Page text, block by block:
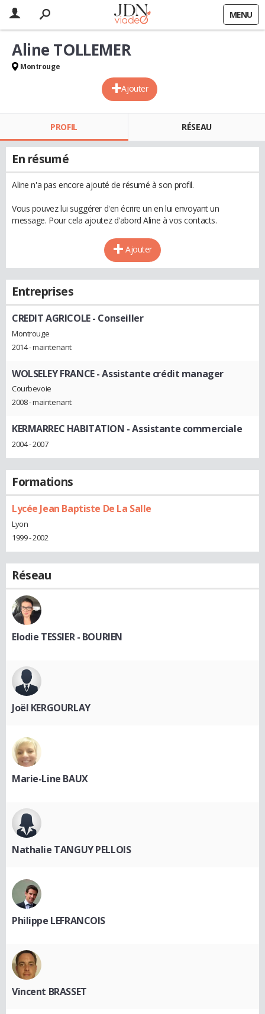
MENU
Ajouter
Aline TOLLEMER
Montrouge
PROFIL RÉSEAU
En résumé
Aline n'a pas encore ajouté de résumé à son profil.
Vous pouvez lui suggérer d'en écrire un en lui envoyant un
message. Pour cela ajoutez d'abord Aline à vos contacts.
Ajouter
Entreprises
CREDIT AGRICOLE- Conseiller
Montrouge
2014 - maintenant
WOLSELEY FRANCE- Assistante crédit manager
Courbevoie
2008 - maintenant
KERMARREC HABITATION - Assistante commerciale
2004 - 2007
Formations
Lycée Jean Baptiste De La Salle
Lyon
1999 - 2002
Réseau
Elodie TESSIER - BOURIEN
Joël KERGOURLAY
Marie-Line BAUX
Nathalie TANGUY PELLOIS
Philippe LEFRANCOIS
Vincent BRASSET